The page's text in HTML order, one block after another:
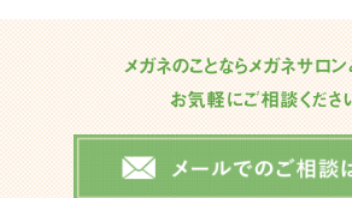
メガネのことならメガネサロ
お気軽にご相談くださ